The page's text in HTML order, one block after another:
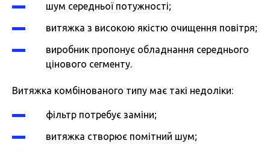
шум середньої потужності;
витяжка з високою якістю очищення повітря;
виробник пропонує обладнання середнього
цінового сегменту.
Витяжка комбінованого типу має такі недоліки:
фільтр потребує заміни;
витяжка створює помітний шум;